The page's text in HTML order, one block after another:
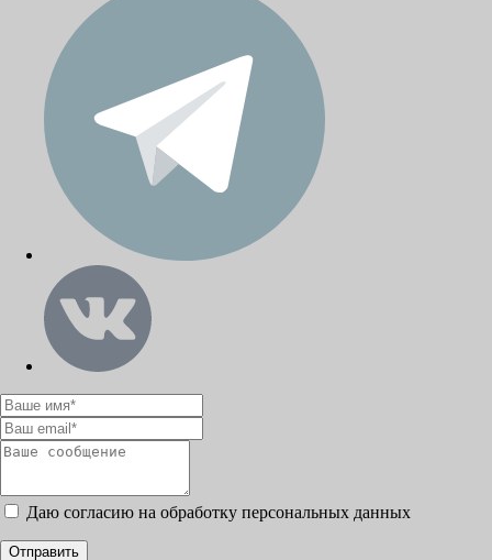
Даю согласию на обработку персональных данных
Отправить